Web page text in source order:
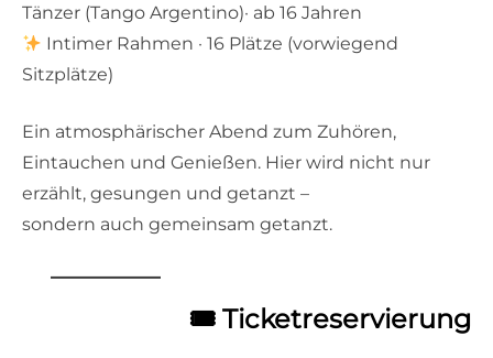
Tänzer (Tango Argentino)· ab 16 Jahren
Intimer Rahmen · 16 Plätze (vorwiegend
Sitzplätze)
Ein atmosphärischer Abend zum Zuhören,
Eintauchen und Genießen. Hier wird nicht nur
erzählt, gesungen und getanzt –
sondern auch gemeinsam getanzt.
🎟 Ticketreservierung